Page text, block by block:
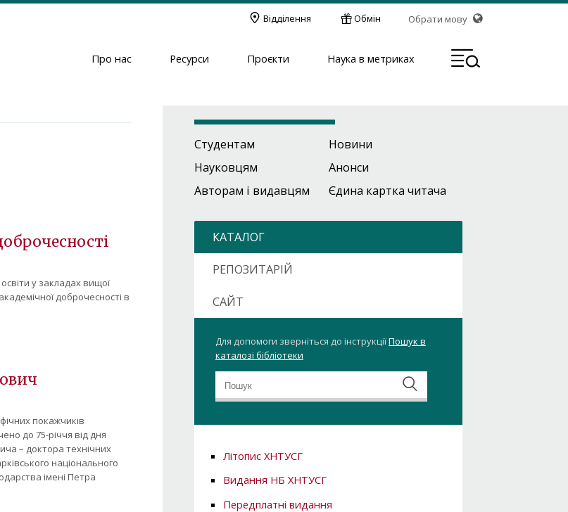
Відділення Обмін Обрати мову
Header
Про нас Ресурси Проєкти Наука в метриках
у закладах вищої
доброчесності в
покажчиків
до 75-річчя від дня
– доктора технічних
національного
імені Петра
Студентам
Науковцям
Авторам і видавцям
Новини
Анонси
Єдина картка читача
КАТАЛОГ
Для допомоги зверніться до інструкціїПошук в
каталозі бібліотеки
РЕПОЗИТАРІЙ
САЙТ
Літопис ХНТУСГ
Видання НБ ХНТУСГ
Передплатні видання